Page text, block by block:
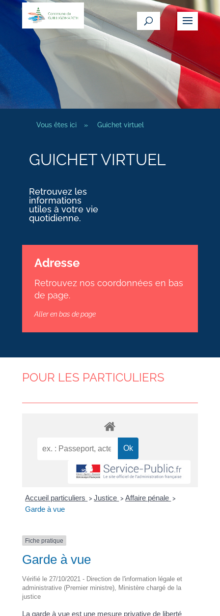
Vous êtes ici » Guichet virtuel
GUICHET VIRTUEL
Retrouvez les
informations
utiles à votre vie
quotidienne.
Adresse
Retrouvez nos coordonnées en bas
de page.
Aller en bas de page
POUR LES PARTICULIERS
Accueil particuliers > Justice > Affaire pénale >
Garde à vue
Fiche pratique
Garde à vue
Vérifié le 27/10/2021 - Direction de l'information légale et
administrative (Premier ministre), Ministère chargé de la
justice
La garde à vue est une mesure privative de liberté